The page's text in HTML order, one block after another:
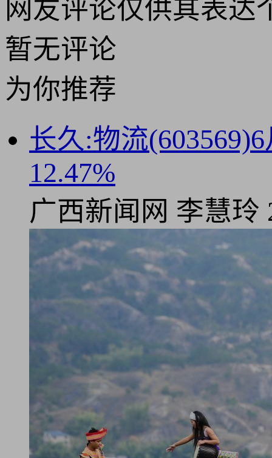
网友评论仅供其表达
暂无评论
为你推荐
长久:物流
12.47%
广西新闻网 李慧玲